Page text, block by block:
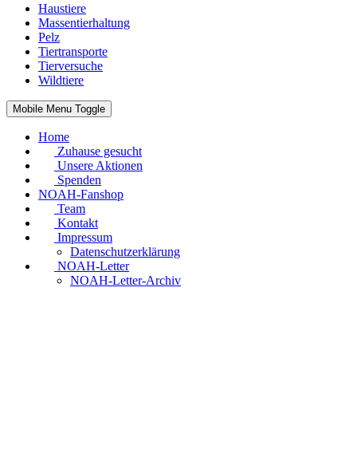
Haustiere
Massentierhaltung
Pelz
Tiertransporte
Tierversuche
Wildtiere
Mobile Menu Toggle
Home
Zuhause gesucht
Unsere Aktionen
Spenden
NOAH-Fanshop
Team
Kontakt
Impressum
Datenschutzerklärung
NOAH-Letter
NOAH-Letter-Archiv